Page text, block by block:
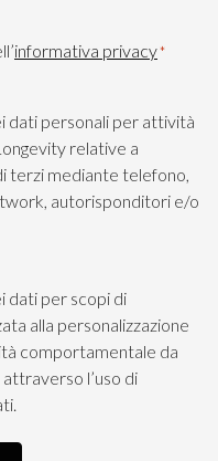
informativa privacy*
dati personali per attività
relative a
terzi mediante telefono,
autorisponditori e/o
dati per scopi di
comportamentale da
l’uso di